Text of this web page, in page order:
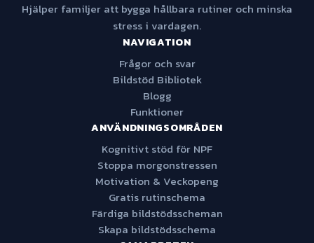
Hjälper familjer att bygga hållbara rutiner och minska
stress i vardagen.
NAVIGATION
Frågor och svar
Bildstöd Bibliotek
Blogg
Funktioner
ANVÄNDNINGSOMRÅDEN
Kognitivt stöd för NPF
Stoppa morgonstressen
Motivation & Veckopeng
Gratis rutinschema
Färdiga bildstödsscheman
Skapa bildstödsschema